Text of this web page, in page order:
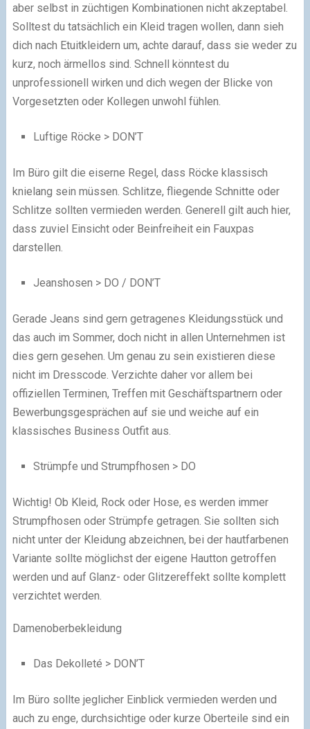
aber selbst in züchtigen Kombinationen nicht akzeptabel.
Solltest du tatsächlich ein Kleid tragen wollen, dann sieh
dich nach Etuitkleidern um, achte darauf, dass sie weder zu
kurz, noch ärmellos sind. Schnell könntest du
unprofessionell wirken und dich wegen der Blicke von
Vorgesetzten oder Kollegen unwohl fühlen.
Luftige Röcke > DON’T
Im Büro gilt die eiserne Regel, dass Röcke klassisch
knielang sein müssen. Schlitze, fliegende Schnitte oder
Schlitze sollten vermieden werden. Generell gilt auch hier,
dass zuviel Einsicht oder Beinfreiheit ein Fauxpas
darstellen.
Jeanshosen > DO / DON’T
Gerade Jeans sind gern getragenes Kleidungsstück und
das auch im Sommer, doch nicht in allen Unternehmen ist
dies gern gesehen. Um genau zu sein existieren diese
nicht im Dresscode. Verzichte daher vor allem bei
offiziellen Terminen, Treffen mit Geschäftspartnern oder
Bewerbungsgesprächen auf sie und weiche auf ein
klassisches Business Outfit aus.
Strümpfe und Strumpfhosen > DO
Wichtig! Ob Kleid, Rock oder Hose, es werden immer
Strumpfhosen oder Strümpfe getragen. Sie sollten sich
nicht unter der Kleidung abzeichnen, bei der hautfarbenen
Variante sollte möglichst der eigene Hautton getroffen
werden und auf Glanz- oder Glitzereffekt sollte komplett
verzichtet werden.
Damenoberbekleidung
Das Dekolleté > DON’T
Im Büro sollte jeglicher Einblick vermieden werden und
auch zu enge, durchsichtige oder kurze Oberteile sind ein